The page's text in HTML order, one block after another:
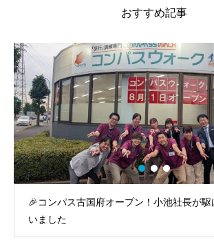
おすすめ記事
🎉コンパス古国府オープン！小池社長が駆
いました